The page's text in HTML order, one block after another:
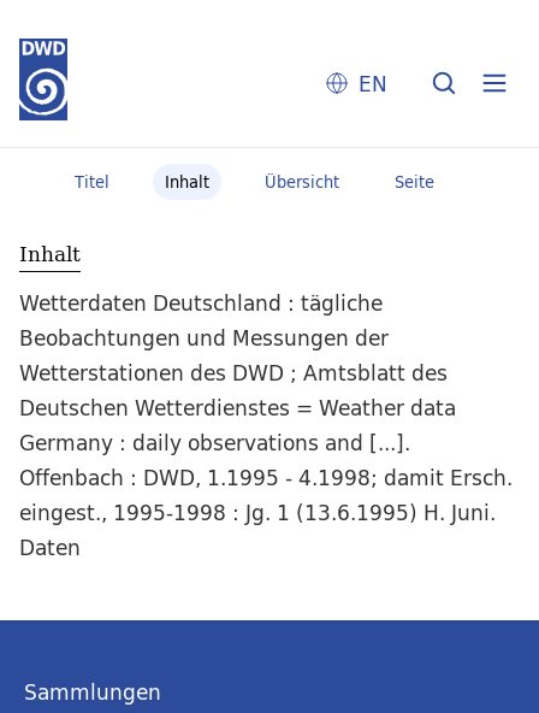
EN
Titel Inhalt Übersicht Seite
Inhalt
Wetterdaten Deutschland : tägliche
Beobachtungen und Messungen der
Wetterstationen des DWD ; Amtsblatt des
Deutschen Wetterdienstes = Weather data
Germany : daily observations and [...].
Offenbach : DWD, 1.1995 - 4.1998; damit Ersch.
eingest., 1995-1998 : Jg. 1 (13.6.1995) H. Juni.
Daten
Sammlungen